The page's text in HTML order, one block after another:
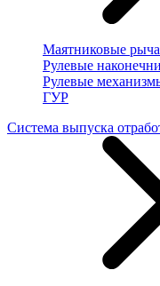
Маятниковые
Рулевые
Рулевые
ГУР
Система выпуска